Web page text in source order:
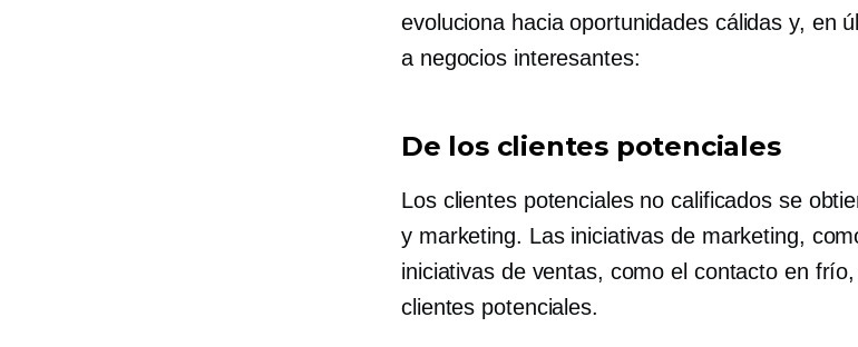
evoluciona hacia oportunidades cálidas y, en
a negocios interesantes:
De los clientes potenciales
Los clientes potenciales no calificados se
y marketing. Las iniciativas de marketing,
iniciativas de ventas, como el contacto en
clientes potenciales.